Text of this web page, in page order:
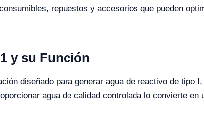
repuestos y accesorios que pueden
y su Función
diseñado para generar agua de reactivo de tipo
agua de calidad controlada lo convierte en